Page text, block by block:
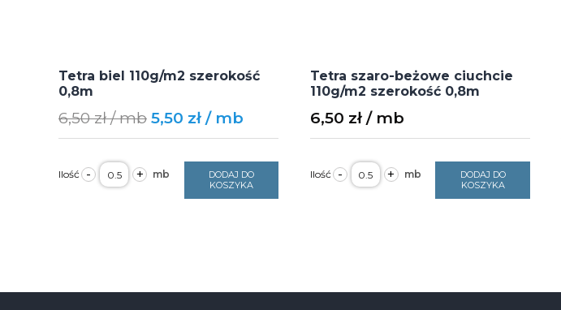
Tetra biel 110g/m2 szerokość
0,8m
6,50zł
Original
price
was:
6,50 zł.
5,50 zł
price
is:
5,50 zł.
- ilość
Tetra+
DODAJ DO
KOSZYKA
Tetra szaro-beżowe ciuchcie
110g/m2 szerokość 0,8m
6,50 zł
- ilość
Tetra+
DODAJ DO
KOSZYKA